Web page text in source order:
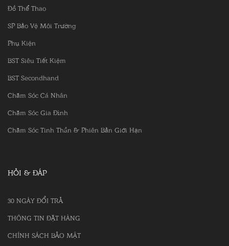
Đồ Thể Thao
SP Bảo Vệ Môi Trường
Phụ Kiện
BST Siêu Tiết Kiệm
BST Secondhand
Chăm Sóc Cá Nhân
Chăm Sóc Gia Đình
Chăm Sóc Tinh Thần & Phiên Bản Giới Hạn
HỎI & ĐÁP
30 NGÀY ĐỔI TRẢ
THÔNG TIN ĐẶT HÀNG
CHÍNH SÁCH BẢO MẬT